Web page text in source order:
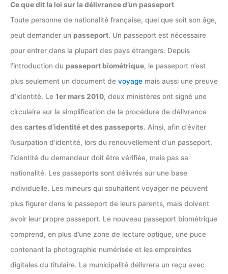
Ce que dit la loi sur la délivrance d’un passeport
Toute personne de nationalité française, quel que soit son âge,
peut demander un passeport. Un passeport est nécessaire
pour entrer dans la plupart des pays étrangers. Depuis
l’introduction du passeport biométrique, le passeport n’est
plus seulement un document de voyage mais aussi une preuve
d’identité. Le 1er mars 2010, deux ministères ont signé une
circulaire sur la simplification de la procédure de délivrance
des cartes d’identité et des passeports. Ainsi, afin d’éviter
l’usurpation d’identité, lors du renouvellement d’un passeport,
l’identité du demandeur doit être vérifiée, mais pas sa
nationalité. Les passeports sont délivrés sur une base
individuelle. Les mineurs qui souhaitent voyager ne peuvent
plus figurer dans le passeport de leurs parents, mais doivent
avoir leur propre passeport. Le nouveau passeport biométrique
comprend, en plus d’une zone de lecture optique, une puce
contenant la photographie numérisée et les empreintes
digitales du titulaire. La municipalité délivrera un reçu avec